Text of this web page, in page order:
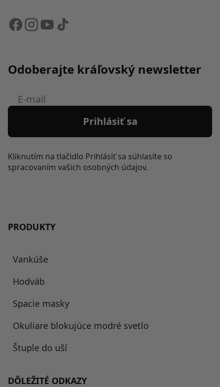
Odoberajte kráľovský newsletter
mail
Prihlásiť sa
Kliknutím na tlačidlo Prihlásiť sa súhlasíte so
spracovaním vašich osobných údajov.
PRODUKTY
Vankúše
Hodváb
Spacie masky
Okuliare blokujúce modré svetlo
Štuple do uší
DÔLEŽITÉ ODKAZY